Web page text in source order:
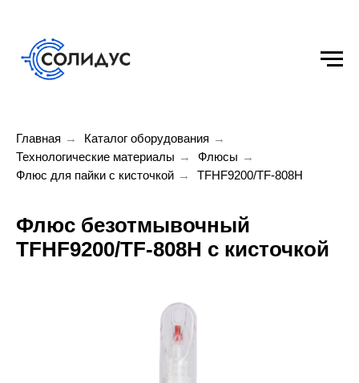
Главная → Каталог оборудования →
Технологические материалы → Флюсы →
Флюс для пайки с кисточкой → TFHF9200/TF-808H
Флюс безотмывочный
TFHF9200/TF-808H с кисточкой